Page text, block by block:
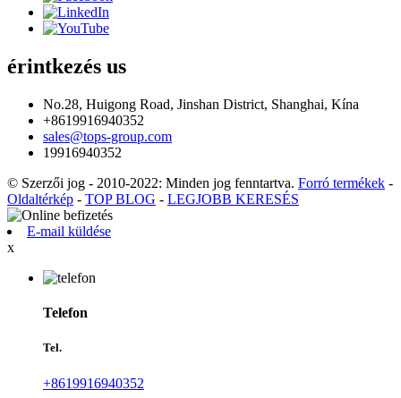
érintkezés us
No.28, Huigong Road, Jinshan District, Shanghai, Kína
+8619916940352
sales@tops-group.com
19916940352
© Szerzői jog - 2010-2022: Minden jog fenntartva. Forró termékek -
Oldaltérkép - TOP BLOG - LEGJOBB KERESÉS
E-mail küldése
x
Telefon
Tel.
+8619916940352